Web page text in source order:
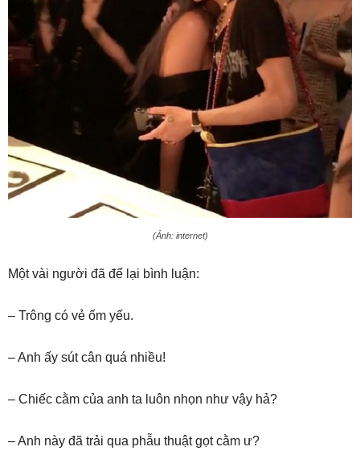
(Ảnh: internet)
Một vài người đã để lại bình luận:
– Trông có vẻ ốm yếu.
– Anh ấy sút cân quá nhiều!
– Chiếc cằm của anh ta luôn nhọn như vậy hả?
– Anh này đã trải qua phẫu thuật gọt cằm ư?